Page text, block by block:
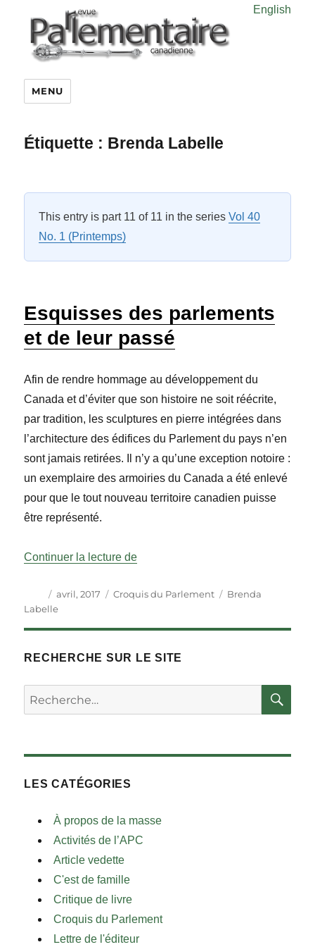
English
MENU
Étiquette : Brenda Labelle
This entry is part 11 of 11 in the seriesVol 40
No. 1 (Printemps)
Esquisses des parlements
et de leur passé
Afin de rendre hommage au développement du
Canada et d’éviter que son histoire ne soit réécrite,
par tradition, les sculptures en pierre intégrées dans
l’architecture des édifices du Parlement du pays n’en
sont jamais retirées. Il n’y a qu’une exception notoire :
un exemplaire des armoiries du Canada a été enlevé
pour que le tout nouveau territoire canadien puisse
être représenté.
Continuer la lecture de« Esquisses des parlements et de
Auteur
Publié
le
avril, 2017 Catégories
Croquis du Parlement Étiquettes
Brenda
Labelle
RECHERCHE SUR LE SITE
Rechercher :
LES CATÉGORIES
À propos de la masse
Activités de l’APC
Article vedette
C'est de famille
Critique de livre
Croquis du Parlement
Lettre de l'éditeur